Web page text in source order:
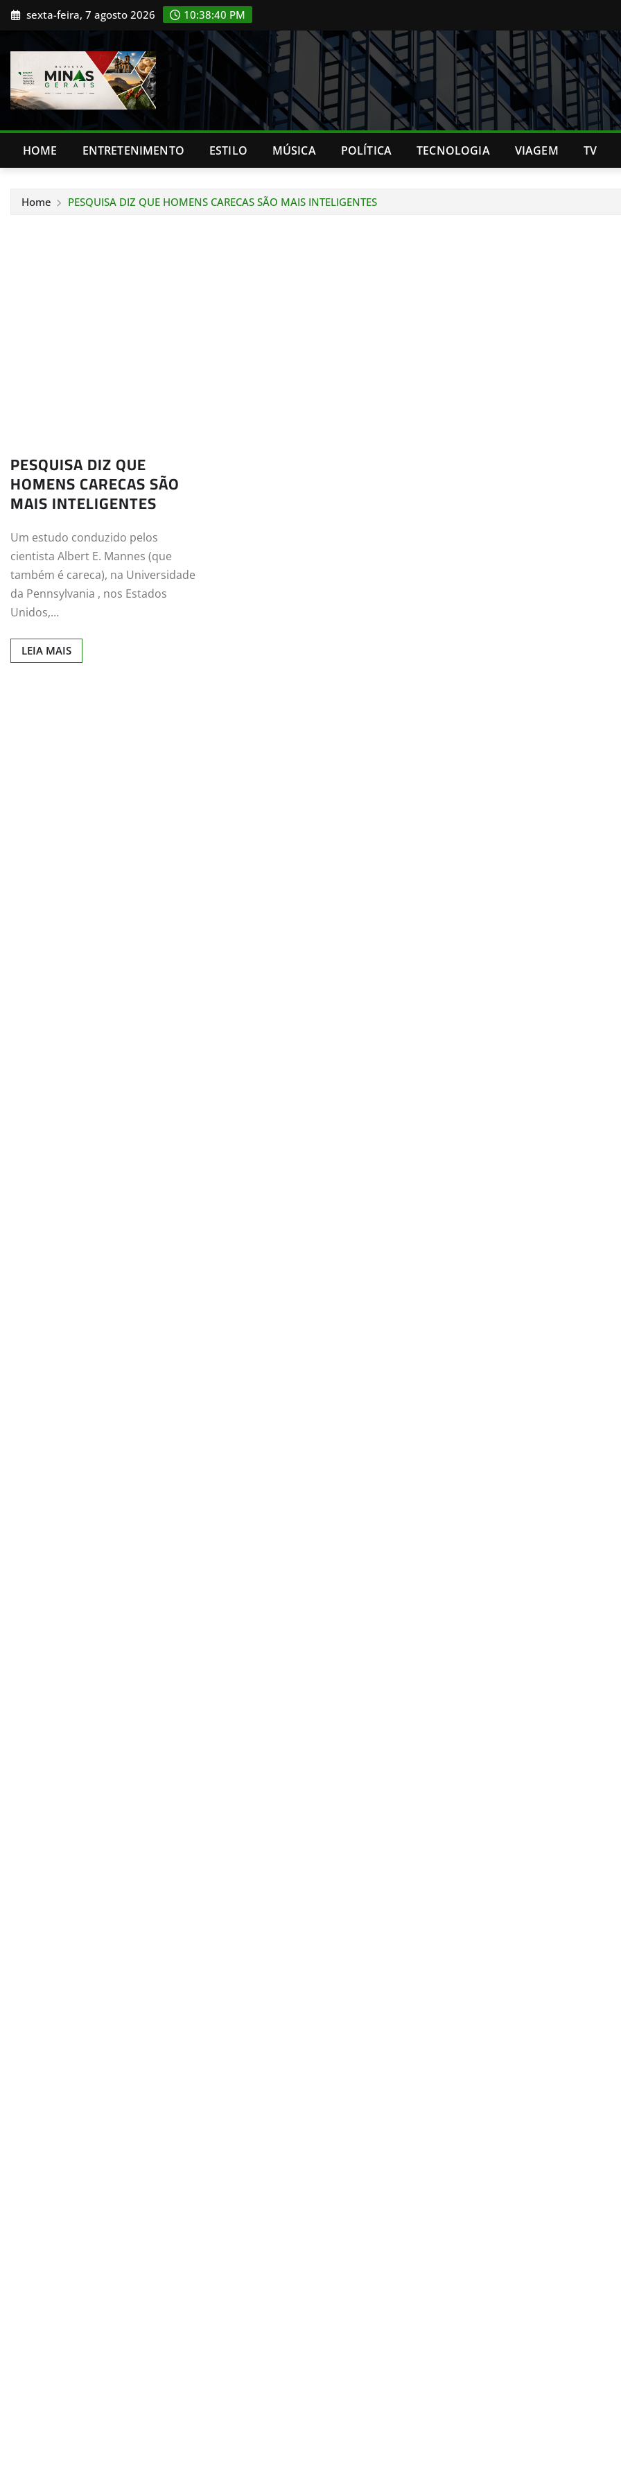
Skip sexta-feira, 7 agosto 2026 10:38:41 PM
HOME ENTRETENIMENTO ESTILO MÚSICA POLÍTICA TECNOLOGIA VIAGEM TV
Home PESQUISA DIZ QUE HOMENS CARECAS SÃO MAIS INTELIGENTES
PESQUISA DIZ QUE
HOMENS CARECAS SÃO
MAIS INTELIGENTES
Um estudo conduzido pelos
cientista Albert E. Mannes (que
também é careca), na Universidade
da Pennsylvania , nos Estados
Unidos,…
LEIA MAIS